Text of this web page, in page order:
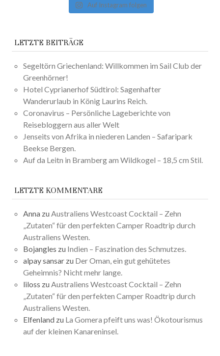
Auf Instagram folgen
LETZTE BEITRÄGE
Segeltörn Griechenland: Willkommen im Sail Club der
Greenhörner!
Hotel Cyprianerhof Südtirol: Sagenhafter
Wanderurlaub in König Laurins Reich.
Coronavirus – Persönliche Lageberichte von
Reisebloggern aus aller Welt
Jenseits von Afrika in niederen Landen – Safaripark
Beekse Bergen.
Auf da Leitn in Bramberg am Wildkogel – 18,5 cm Stil.
LETZTE KOMMENTARE
Anna zuAustraliens Westcoast Cocktail – Zehn
„Zutaten“ für den perfekten Camper Roadtrip durch
Australiens Westen.
Bojangles zu Indien – Faszination des Schmutzes.
alpay sansar zu Der Oman, ein gut gehütetes
Geheimnis? Nicht mehr lange.
liloss zuAustraliens Westcoast Cocktail – Zehn
„Zutaten“ für den perfekten Camper Roadtrip durch
Australiens Westen.
Elfenland zu La Gomera pfeift uns was! Ökotourismus
auf der kleinen Kanareninsel.